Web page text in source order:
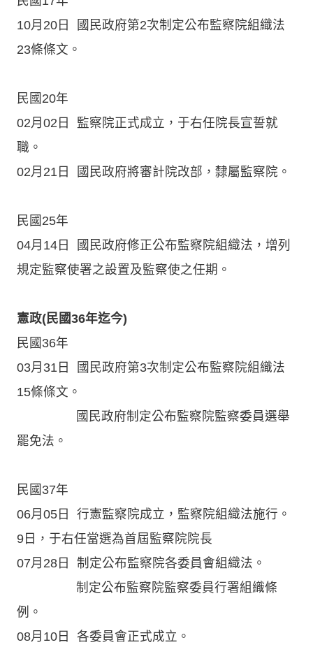
10月20日 國民政府第2次制定公布監察院組織法
23條條文。
民國20年
02月02日 監察院正式成立，于右任院長宣誓就
職。
02月21日 國民政府將審計院改部，隸屬監察院。
民國25年
04月14日 國民政府修正公布監察院組織法，增列
規定監察使署之設置及監察使之任期。
憲政(民國36年迄今)
民國36年
03月31日 國民政府第3次制定公布監察院組織法
15條條文。
國民政府制定公布監察院監察委員選舉
罷免法。
民國37年
06月05日 行憲監察院成立，監察院組織法施行。
9日，于右任當選為首屆監察院院長
07月28日 制定公布監察院各委員會組織法。
制定公布監察院監察委員行署組織條
例。
08月10日 各委員會正式成立。